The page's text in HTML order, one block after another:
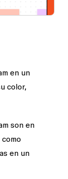
en un
color,
son en
en un